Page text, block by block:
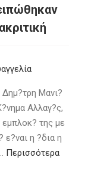
Δημ?τρη Μανι?
Αλλαγ?ς,
της με
ε?ναι η ?δια η
Περισσότερα